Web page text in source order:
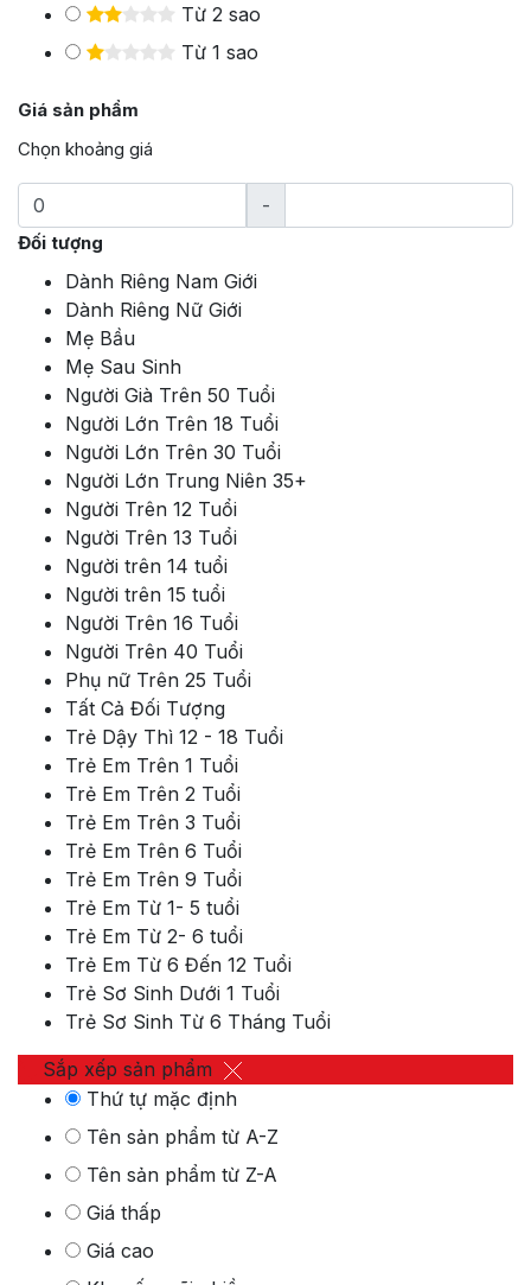
Từ 2 sao
Từ 1 sao
Giá sản phẩm
Chọn khoảng giá
-
Đối tượng
Dành Riêng Nam Giới
Dành Riêng Nữ Giới
Mẹ Bầu
Mẹ Sau Sinh
Người Già Trên 50 Tuổi
Người Lớn Trên 18 Tuổi
Người Lớn Trên 30 Tuổi
Người Lớn Trung Niên 35+
Người Trên 12 Tuổi
Người Trên 13 Tuổi
Người trên 14 tuổi
Người trên 15 tuổi
Người Trên 16 Tuổi
Người Trên 40 Tuổi
Phụ nữ Trên 25 Tuổi
Tất Cả Đối Tượng
Trẻ Dậy Thì 12 - 18 Tuổi
Trẻ Em Trên 1 Tuổi
Trẻ Em Trên 2 Tuổi
Trẻ Em Trên 3 Tuổi
Trẻ Em Trên 6 Tuổi
Trẻ Em Trên 9 Tuổi
Trẻ Em Từ 1- 5 tuổi
Trẻ Em Từ 2- 6 tuổi
Trẻ Em Từ 6 Đến 12 Tuổi
Trẻ Sơ Sinh Dưới 1 Tuổi
Trẻ Sơ Sinh Từ 6 Tháng Tuổi
Sắp xếp sản phẩm
Thứ tự mặc định
Tên sản phẩm từ A-Z
Tên sản phẩm từ Z-A
Giá thấp
Giá cao